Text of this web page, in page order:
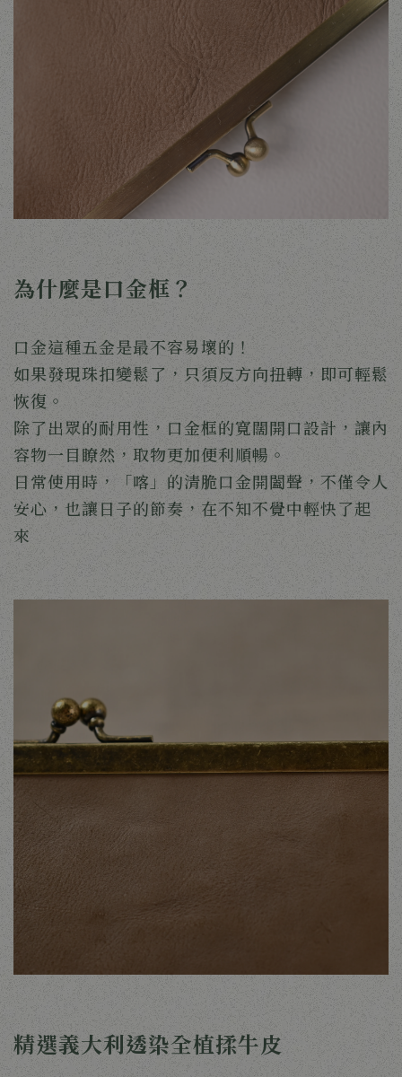
為什麼是口金框？
口金這種五金是最不容易壞的！
如果發現珠扣變鬆了，只須反方向扭轉，即可輕鬆
恢復。
除了出眾的耐用性，口金框的寬闊開口設計，讓內
容物一目瞭然，取物更加便利順暢。
日常使用時，「喀」的清脆口金開闔聲，不僅令人
安心，也讓日子的節奏，在不知不覺中輕快了起
來
精選義大利透染全植揉牛皮